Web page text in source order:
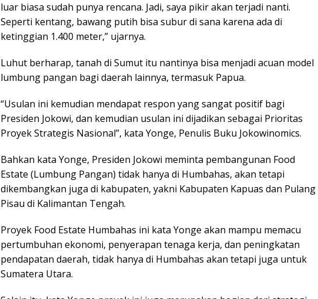
luar biasa sudah punya rencana. Jadi, saya pikir akan terjadi nanti.
Seperti kentang, bawang putih bisa subur di sana karena ada di
ketinggian 1.400 meter,” ujarnya.
Luhut berharap, tanah di Sumut itu nantinya bisa menjadi acuan model
lumbung pangan bagi daerah lainnya, termasuk Papua.
“Usulan ini kemudian mendapat respon yang sangat positif bagi
Presiden Jokowi, dan kemudian usulan ini dijadikan sebagai Prioritas
Proyek Strategis Nasional”, kata Yonge, Penulis Buku Jokowinomics.
Bahkan kata Yonge, Presiden Jokowi meminta pembangunan Food
Estate (Lumbung Pangan) tidak hanya di Humbahas, akan tetapi
dikembangkan juga di kabupaten, yakni Kabupaten Kapuas dan Pulang
Pisau di Kalimantan Tengah.
Proyek Food Estate Humbahas ini kata Yonge akan mampu memacu
pertumbuhan ekonomi, penyerapan tenaga kerja, dan peningkatan
pendapatan daerah, tidak hanya di Humbahas akan tetapi juga untuk
Sumatera Utara.